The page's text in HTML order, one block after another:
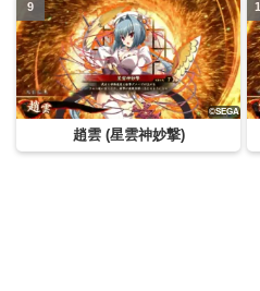
趙雲 (星雲神妙撃)